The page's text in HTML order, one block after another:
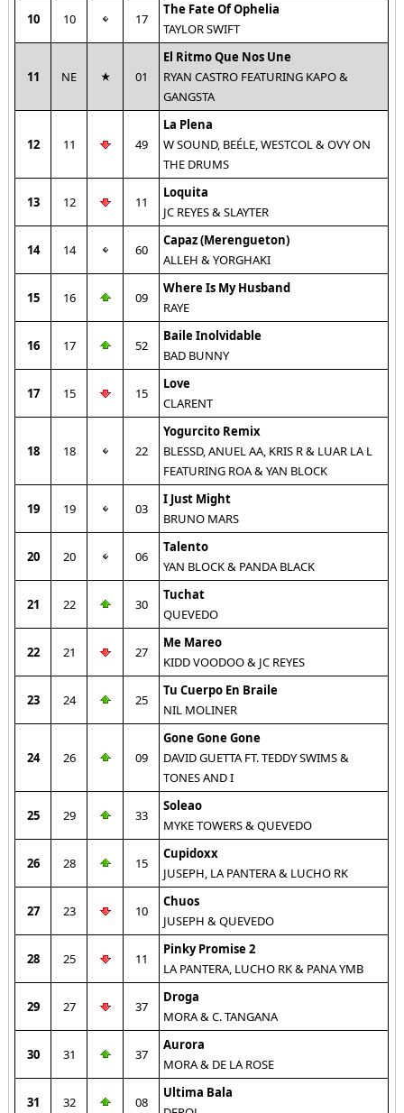
10 10 17
The Fate Of Ophelia
TAYLOR SWIFT
11 NE 01
El Ritmo Que Nos Une
RYAN CASTRO FEATURING KAPO &
GANGSTA
12 11 49
La Plena
W SOUND, BEÉLE, WESTCOL & OVY ON
THE DRUMS
13 12 11
Loquita
JC REYES & SLAYTER
14 14 60
Capaz (Merengueton)
ALLEH & YORGHAKI
15 16 09
Where Is My Husband
RAYE
16 17 52
Baile Inolvidable
BAD BUNNY
17 15 15
Love
CLARENT
18 18 22
Yogurcito Remix
BLESSD, ANUEL AA, KRIS R & LUAR LA L
FEATURING ROA & YAN BLOCK
19 19 03
I Just Might
BRUNO MARS
20 20 06
Talento
YAN BLOCK & PANDA BLACK
21 22 30
Tuchat
QUEVEDO
22 21 27
Me Mareo
KIDD VOODOO & JC REYES
23 24 25
Tu Cuerpo En Braile
NIL MOLINER
24 26 09
Gone Gone Gone
DAVID GUETTA FT. TEDDY SWIMS &
TONES AND I
25 29 33
Soleao
MYKE TOWERS & QUEVEDO
26 28 15
Cupidoxx
JUSEPH, LA PANTERA & LUCHO RK
27 23 10
Chuos
JUSEPH & QUEVEDO
28 25 11
Pinky Promise 2
LA PANTERA, LUCHO RK & PANA YMB
29 27 37
Droga
MORA & C. TANGANA
30 31 37
Aurora
MORA & DE LA ROSE
31 32 08
Ultima Bala